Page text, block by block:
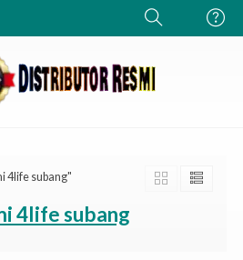
4life subang"
4life subang